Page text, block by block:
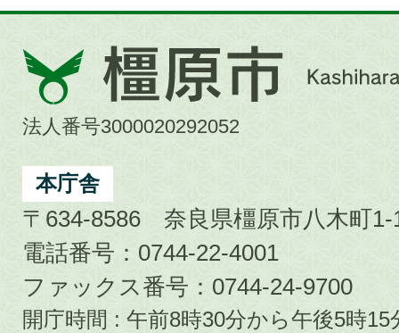
橿
原
市
City
法人番号3000020292052
本庁舎
〒634-8586 奈良県橿原市八木町1-
電話番号：0744-22-4001
ファックス番号：0744-24-9700
開庁時間 : 午前8時30分から午後5時